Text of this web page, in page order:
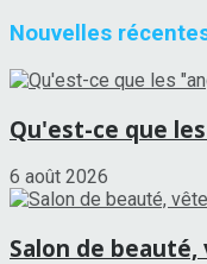
Nouvelles
Qu'est-ce que
6 août 2026
Salon de